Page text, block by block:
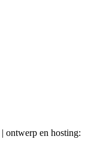
| ontwerp en hosting: